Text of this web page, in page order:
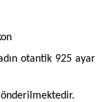
otantik 925 ayar